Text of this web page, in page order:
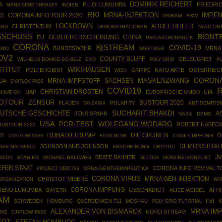
MRNA GENE THERAPY INDIEN P.L.O. LUMUMBA DOMINIK REICHERT
CORONA INFO TOUR 2020 RKI MRNA-INJEKTION PSIRAM BSW
CHRISTENTUM LOCKDOWN DEMONSTRATIONEN ADOLF HITLER NATO
EU GEISTERERSCHEINUNG CHINA PRÄ-ASTRONAUTIK
CORONA BUNDESWEHR 種STREAM SKEPTIKER COVID-19 MRNA
WILHELM DOMKE-SCHULZ EVD COUNTY BLUFF POLY GRID GELEUGNET
POLTERGEIST WIKIHAUSEN WIEN GRIPPE NATO AKTE
DYATLOV PASS MRNA-IMPFSTOFF SACHSEN MASKENZWANG
UAP CHRISTIAN DROSTEN COVID19 EUROPÄISCHE UNION CIA
ZENSUR PLAUEN TANZANIA POLARITY BUSTOUR 2020
GESCHICHTE JENS SPAHN SUCHARIT BHAKDI NASA DEMO
2020 USA PCR-TEST WOLFGANG WODARG
ROBERT
DYATLOW PASS DONALD TRUMP ELON MUSK DIE GRÜNEN COVID-IMPFUNG
MAUSFELD JOHNSON AND JOHNSON ERSCHEINUNG CRYPTIC
SPANIEN MICHAEL BALLWEG BEATE BAHNER GLITCH UKRAINE-KONFLIKT
STAAT
PROJECT VERITAS MRNA-GENTHERAPEUTIKA CORONA INFO REVIVAL
CHRISTOF MISERÉ CORONA VIRUS MRNA GEN-INJEKTION
LUMUMBA BAYERN CORONA IMPFUNG GESCHÄDIGT ALICE WEIDEL
SCHWEDEN HOMBURG QUERDENKEN 711 MOSKAU POLY GRID TUTORIAL FBI
DJATLOW PASS ALEXANDER VON BISMARCK NORD STREAM MRNA